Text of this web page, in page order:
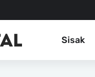
Sisak